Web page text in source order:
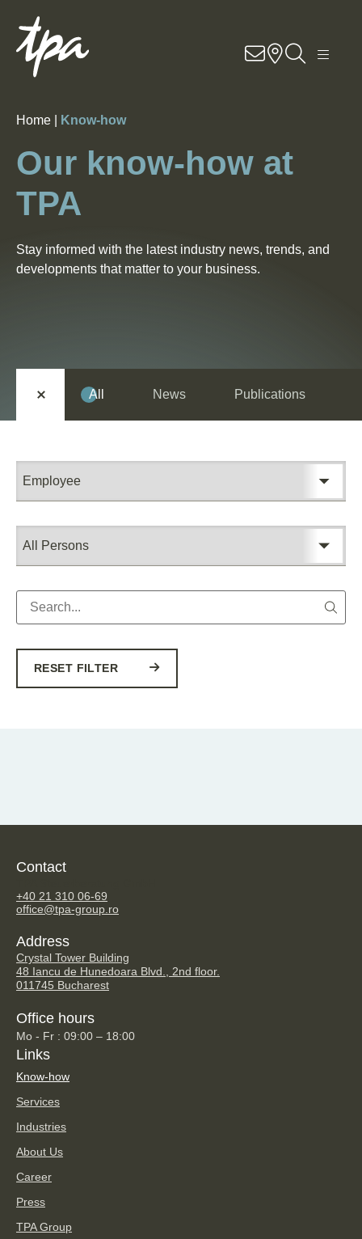
EN DE
Know-how
Services
Industries
About Us
Career
Home | Know-how
Our know-how at
TPA
Stay informed with the latest industry news, trends, and
developments that matter to your business.
All News Publications
RESET FILTER
Contact
+40 21 310 06-69
office@tpa-group.ro
Address
Crystal Tower Building
48 Iancu de Hunedoara Blvd., 2nd floor.
011745 Bucharest
Office hours
Mo - Fr : 09:00 – 18:00
Links
Know-how
Services
Industries
About Us
Career
Press
TPA Group